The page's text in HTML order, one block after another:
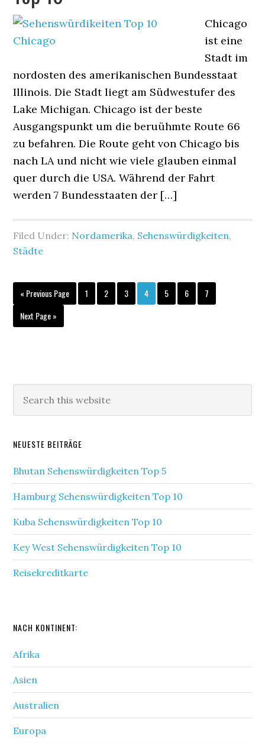
Chicago
ist eine
Stadt im
nordosten des amerikanischen Bundesstaat
Illinois. Die Stadt liegt am Südwestufer des
Lake Michigan. Chicago ist der beste
Ausgangspunkt um die beruühmte Route 66
zu befahren. Die Route geht von Chicago bis
nach LA und nicht wie viele glauben einmal
quer durch die USA. Während der Fahrt
werden 7 Bundesstaaten der […]
Filed Under: Nordamerika, Sehenswürdigkeiten,
Städte
« Previous Page 1 2 3 4 5 6
7
Next Page »
NEUESTE BEITRÄGE
Bhutan Sehenswürdigkeiten Top 5
Hamburg Sehenswürdigkeiten Top 10
Kuba Sehenswürdigkeiten Top 10
Key West Sehenswürdigkeiten Top 10
Reisekreditkarte
NACH KONTINENT:
Afrika
Asien
Australien
Europa